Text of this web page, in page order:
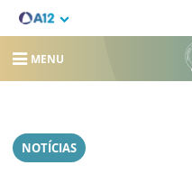
MENU
NOTÍCIAS